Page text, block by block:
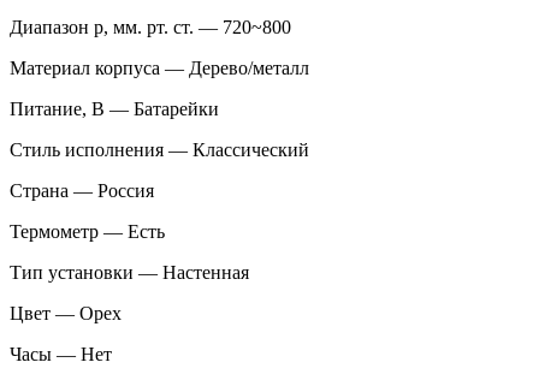
Диапазон p, мм. рт. ст. — 720~800
Материал корпуса — Дерево/металл
Питание, В — Батарейки
Стиль исполнения — Классический
Страна — Россия
Термометр — Есть
Тип установки — Настенная
Цвет — Орех
Часы — Нет